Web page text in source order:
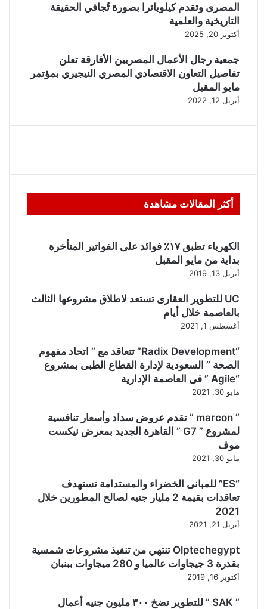
المصرى وتقدم كيلوباترا بصورة تُجافي الحقيقة
التاريخية والعلمية
أكتوبر 20, 2025
جمعية رجال الأعمال المصريين الأفارقة تعلن
تفاصيل التعاون الاقتصادي المصري النيجيري بمؤتمر
مايو المقبل
أبريل 12, 2022
أكثر المقالات مشاهدة
الكهرباء تطبق ١٧٪ فوائد على الفواتير المتأخرة
بداية من مايو المقبل
أبريل 13, 2019
UC للتطوير العقارى تستعد لاطلاق مشروعها الثالث
بالعاصمة خلال أيام
أغسطس 1, 2021
“Radix Development” تتعاقد مع ” اتحاد مفهوم
الصحة ” السعودية لإدارة القطاع الطبى بمشروع
“Agile ” فى العاصمة الإدارية
مايو 30, 2021
” marcon ” تقدم عروض سداد وأسعار تنافسية
لمشروع ” G7 ” القاهرة الجديد بمعرض نيكست
موف
مايو 30, 2021
“ES” للمبانى الخضراء والمستدامة تستهدف
تعاقدات بقيمة 2 مليار جنيه لصالح المطورين خلال
2021
أبريل 21, 2021
Olptechegypt تنتهي من تنفيذ مشروعات شمسية
بقدرة 3 جيجاوات عالميا و 280 ميجاوات ببنبان
أكتوبر 16, 2019
” SAK ” للتطوير تضخ ٣٠٠ مليون جنيه أعمال